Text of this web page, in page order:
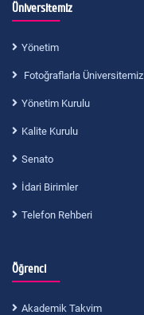
Üniversitemiz
Yönetim
Fotoğraflarla Üniversitemiz
Yönetim Kurulu
Kalite Kurulu
Senato
İdari Birimler
Telefon Rehberi
Öğrenci
Akademik Takvim